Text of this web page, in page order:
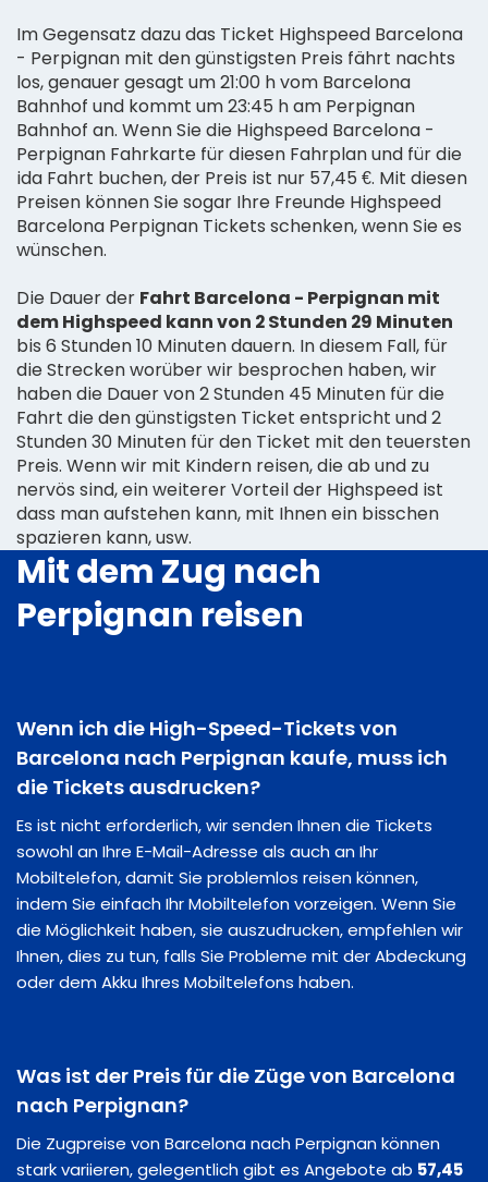
Im Gegensatz dazu das Ticket Highspeed Barcelona
- Perpignan mit den günstigsten Preis fährt nachts
los, genauer gesagt um 21:00 h vom Barcelona
Bahnhof und kommt um 23:45 h am Perpignan
Bahnhof an. Wenn Sie die Highspeed Barcelona -
Perpignan Fahrkarte für diesen Fahrplan und für die
ida Fahrt buchen, der Preis ist nur 57,45 €. Mit diesen
Preisen können Sie sogar Ihre Freunde Highspeed
Barcelona Perpignan Tickets schenken, wenn Sie es
wünschen.
Die Dauer der Fahrt Barcelona - Perpignan mit
dem Highspeed kann von 2 Stunden 29 Minuten
bis 6 Stunden 10 Minuten dauern. In diesem Fall, für
die Strecken worüber wir besprochen haben, wir
haben die Dauer von 2 Stunden 45 Minuten für die
Fahrt die den günstigsten Ticket entspricht und 2
Stunden 30 Minuten für den Ticket mit den teuersten
Preis. Wenn wir mit Kindern reisen, die ab und zu
nervös sind, ein weiterer Vorteil der Highspeed ist
dass man aufstehen kann, mit Ihnen ein bisschen
spazieren kann, usw.
Mit dem Zug nach
Perpignan reisen
Wenn ich die High-Speed-Tickets von
Barcelona nach Perpignan kaufe, muss ich
die Tickets ausdrucken?
Es ist nicht erforderlich, wir senden Ihnen die Tickets
sowohl an Ihre E-Mail-Adresse als auch an Ihr
Mobiltelefon, damit Sie problemlos reisen können,
indem Sie einfach Ihr Mobiltelefon vorzeigen. Wenn Sie
die Möglichkeit haben, sie auszudrucken, empfehlen wir
Ihnen, dies zu tun, falls Sie Probleme mit der Abdeckung
oder dem Akku Ihres Mobiltelefons haben.
Was ist der Preis für die Züge von Barcelona
nach Perpignan?
Die Zugpreise von Barcelona nach Perpignan können
stark variieren, gelegentlich gibt es Angebote ab 57,45